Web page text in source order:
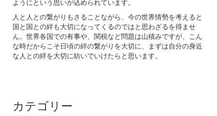
ようにという思いが込められています。
人と人との繋がりもさることながら、今の世界情勢を考えると
国と国との絆も大切になってくるのではと思わざるを得ませ
ん。世界各国での有事や、関税など問題は山積みですが、こん
な時だからこそ日頃の絆の繋がりを大切に、まずは自分の身近
な人との絆を大切に紡いでいけたらと思います。
カテゴリー